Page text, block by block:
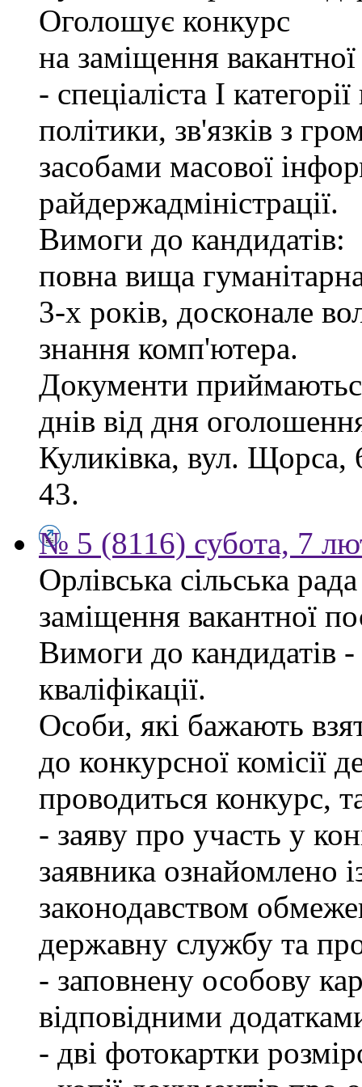
Оголошує конкурс
на заміщення
- спеціаліста І
політики, зв'язків з
засобами масової
райдержадміністрації.
Вимоги до кандидатів:
повна вища
3-х років, досконале
знання комп'ютера.
Документи
днів від дня
Куликівка, вул.
43.
№ 5 (8116) субота, 7
Орлівська сільська
заміщення вакантної
Вимоги до кандидатів -
кваліфікації.
Особи, які бажають
до конкурсної комісії
проводиться конкурс,
- заяву про участь у
заявника ознайомлено
законодавством
державну службу та
- заповнену особову
відповідними
- дві фотокартки